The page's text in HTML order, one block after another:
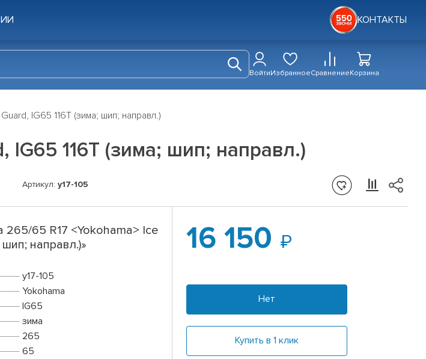
КОНТАКТЫ
ВойтиИзбранноеСравнениеКорзина
IG65 116T (зима; шип; направл.)
IG65 116T (зима; шип; направл.)
Артикул: y17-105
65 R17 <Yokohama> Ice
направл.)»
y17-105
Yokohama
IG65
зима
265
65
16 150
Нет
Купить в 1 клик